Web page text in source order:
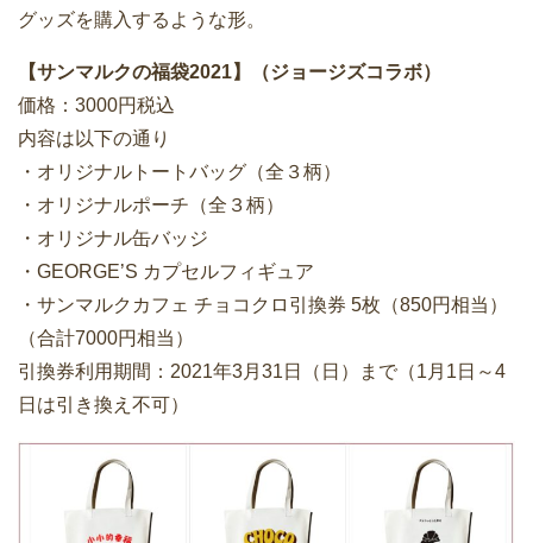
グッズを購入するような形。
【サンマルクの福袋2021】（ジョージズコラボ）
価格：3000円税込
内容は以下の通り
・オリジナルトートバッグ（全３柄）
・オリジナルポーチ（全３柄）
・オリジナル缶バッジ
・GEORGE’S カプセルフィギュア
・サンマルクカフェ チョコクロ引換券 5枚（850円相当）
（合計7000円相当）
引換券利用期間：2021年3月31日（日）まで（1月1日～4
日は引き換え不可）